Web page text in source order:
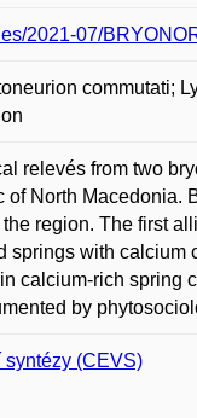
2021-07/
commutati;
relevés from two
North Macedonia.
region. The first
springs with
calcium-rich spring
by
syntézy (CEVS)